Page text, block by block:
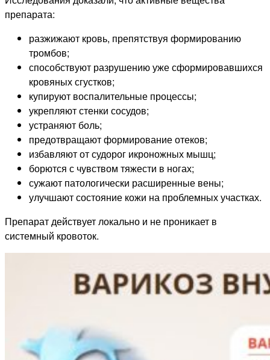
препарата:
разжижают кровь, препятствуя формированию
тромбов;
способствуют разрушению уже сформировавшихся
кровяных сгустков;
купируют воспалительные процессы;
укрепляют стенки сосудов;
устраняют боль;
предотвращают формирование отеков;
избавляют от судорог икроножных мышц;
борются с чувством тяжести в ногах;
сужают патологически расширенные вены;
улучшают состояние кожи на проблемных участках.
Препарат действует локально и не проникает в
системный кровоток.